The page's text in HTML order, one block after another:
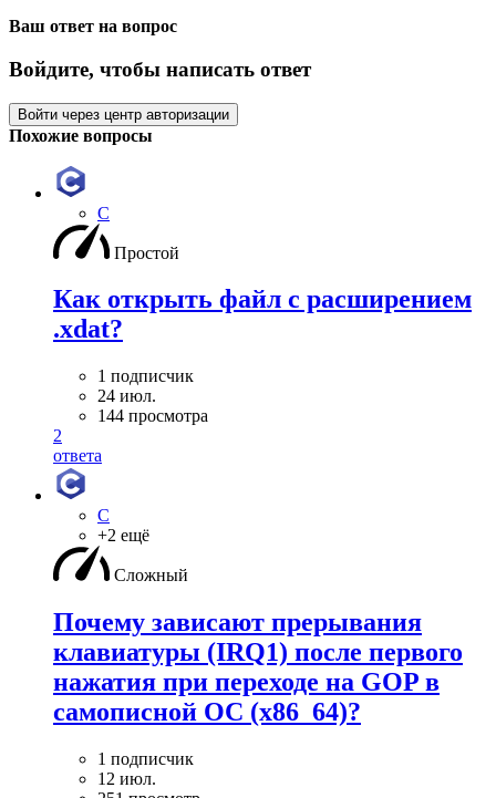
Ваш ответ на вопрос
Войдите, чтобы написать ответ
Войти через центр авторизации
Похожие вопросы
C
Простой
Как открыть файл с расширением
.xdat?
1 подписчик
24 июл.
144 просмотра
2
ответа
C
+2 ещё
Сложный
Почему зависают прерывания
клавиатуры (IRQ1) после первого
нажатия при переходе на GOP в
самописной ОС (x86_64)?
1 подписчик
12 июл.